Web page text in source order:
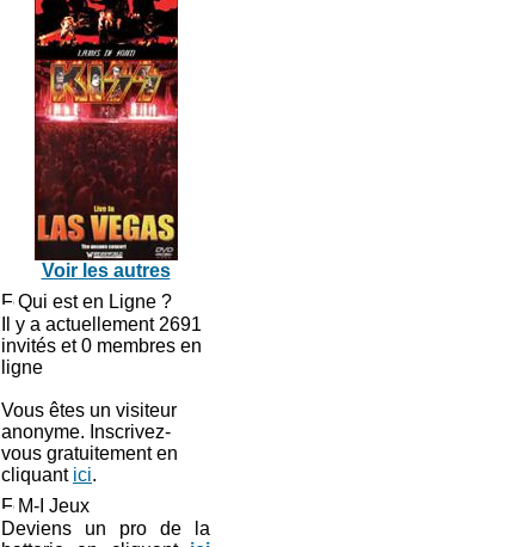
Voir les autres
Qui est en Ligne ?
Il y a actuellement 2691
invités et 0 membres en
ligne
Vous êtes un visiteur
anonyme. Inscrivez-
vous gratuitement en
cliquant ici.
M-I Jeux
Deviens un pro de la